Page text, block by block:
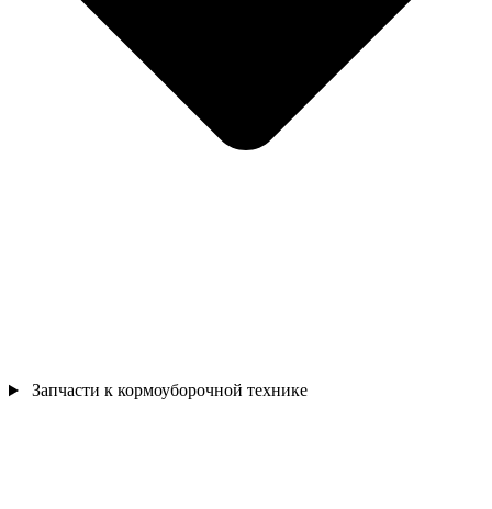
Запчасти к кормоуборочной технике